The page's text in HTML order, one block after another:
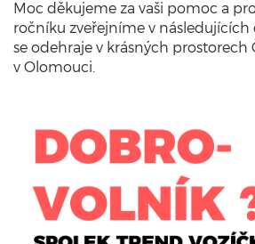
Moc děkujeme za vaši pomoc a
ročníku zveřejníme v následujících
se odehraje v krásných prostorech
v Olomouci.